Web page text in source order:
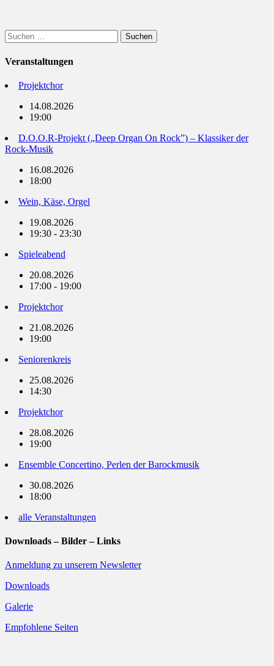
Suchen
nach:
Veranstaltungen
Projektchor
14.08.2026
19:00
D.O.O.R-Projekt („Deep Organ On Rock”) – Klassiker der
Rock-Musik
16.08.2026
18:00
Wein, Käse, Orgel
19.08.2026
19:30 - 23:30
Spieleabend
20.08.2026
17:00 - 19:00
Projektchor
21.08.2026
19:00
Seniorenkreis
25.08.2026
14:30
Projektchor
28.08.2026
19:00
Ensemble Concertino, Perlen der Barockmusik
30.08.2026
18:00
alle Veranstaltungen
Downloads – Bilder – Links
Anmeldung zu unserem Newsletter
Downloads
Galerie
Empfohlene Seiten